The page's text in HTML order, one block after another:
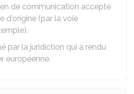
de communication accepté
d'origine (par la voie
par la juridiction qui a rendu
européenne.